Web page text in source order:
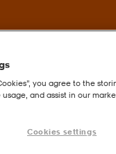
you agree to the
and assist in our
Cookies settings